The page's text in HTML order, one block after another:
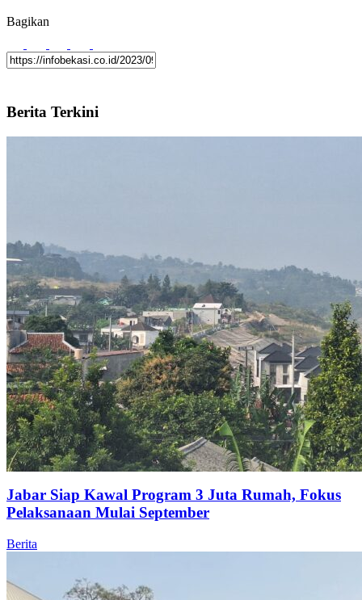
Bagikan
Berita Terkini
Jabar Siap Kawal Program 3 Juta Rumah, Fokus
Pelaksanaan Mulai September
Berita